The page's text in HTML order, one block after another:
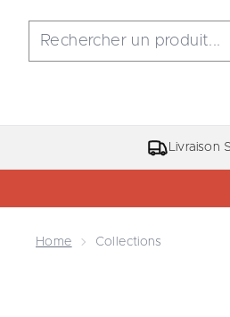
Livraison
Home Collections